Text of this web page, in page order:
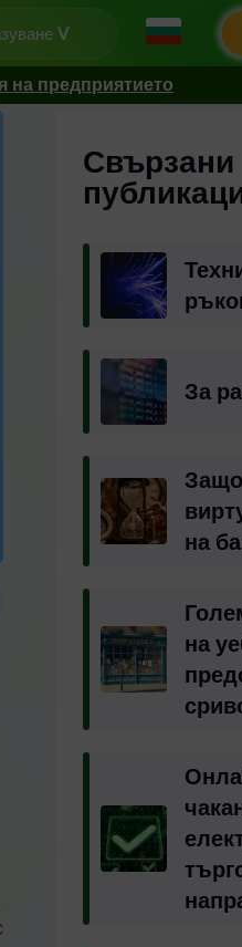
на предприятието
Свързани
За
на
на